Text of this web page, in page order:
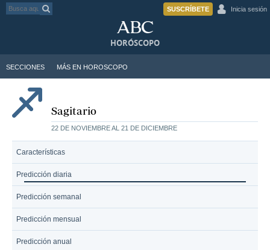
SUSCRÍBETE Inicia sesión
SECCIONES MÁS EN HOROSCOPO
HORÓSCOPO
Sagitario
22 DE NOVIEMBRE AL 21 DE DICIEMBRE
Características
Predicción diaria
Predicción semanal
Predicción mensual
Predicción anual